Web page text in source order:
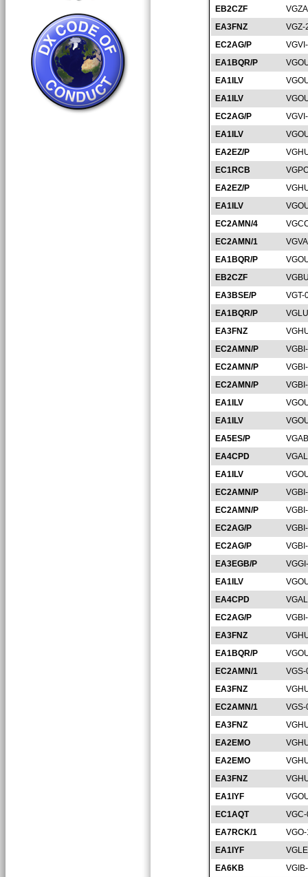
EB2CZF
EA3FNZ
VGZ-
EC2AG/P
EA1BQR/P
EA1ILV
EA1ILV
EC2AG/P
EA1ILV
EA2EZ/P
EC1RCB
EA2EZ/P
EA1ILV
EC2AMN/4
EC2AMN/1
EA1BQR/P
EB2CZF
EA3BSE/P
VGT-
EA1BQR/P
EA3FNZ
EC2AMN/P
EC2AMN/P
EC2AMN/P
EA1ILV
EA1ILV
EA5ES/P
EA4CPD
EA1ILV
EC2AMN/P
EC2AMN/P
EC2AG/P
EC2AG/P
EA3EGB/P
EA1ILV
EA4CPD
EC2AG/P
EA3FNZ
EA1BQR/P
EC2AMN/1
EA3FNZ
EC2AMN/1
EA3FNZ
EA2EMO
EA2EMO
EA3FNZ
EA1IYF
EC1AQT
EA7RCK/1
EA1IYF
EA6KB